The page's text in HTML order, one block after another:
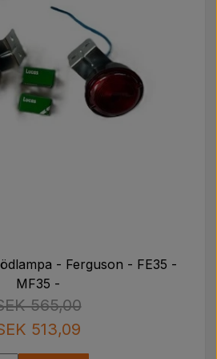
- Ferguson - FE35 -
MF35 -
565,00
513,09